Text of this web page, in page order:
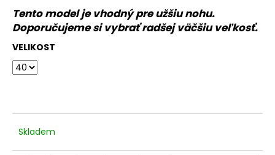
Tento model je vhodný pre užšiu nohu.
Doporučujeme si vybrať radšej väčšiu veľkosť.
VELIKOST
Skladem
d
p
r
ú
č
e